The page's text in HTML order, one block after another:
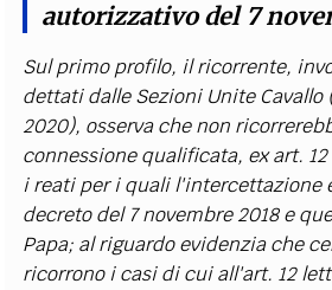
autorizzativo del 7
Sul primo profilo, il ricorrente,
dettati dalle Sezioni Unite Cavallo
2020), osserva che non
connessione qualificata, ex art.
i reati per i quali l'intercettazione
decreto del 7 novembre 2018 e
Papa; al riguardo evidenzia che
ricorrono i casi di cui all'art. 12